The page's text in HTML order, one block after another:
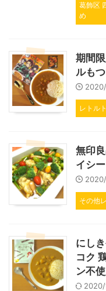
葛飾区
め
期間
ルも
レトル
無印
イシ
その他
にし
コク
ン不
2020/